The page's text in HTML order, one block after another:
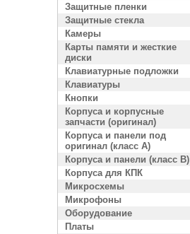
Защитные пленки
Защитные стекла
Камеры
Карты памяти и жесткие
диски
Клавиатурные подложки
Клавиатуры
Кнопки
Корпуса и корпусные
запчасти (оригинал)
Корпуса и панели под
оригинал (класс A)
Корпуса и панели (класс B)
Корпуса для КПК
Микросхемы
Микрофоны
Оборудование
Платы